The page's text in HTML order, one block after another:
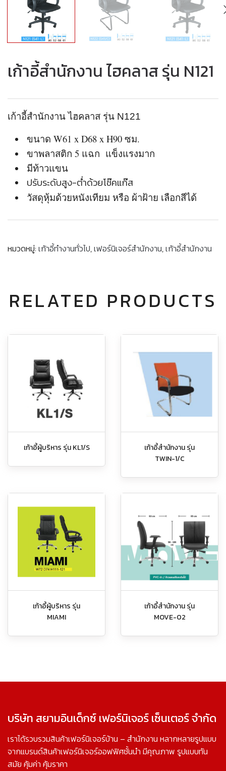
เก้าอี้สำนักงาน ไฮคลาส รุ่น N121
เก้าอี้สำนักงาน ไฮคลาส รุ่น N121
ขนาด W61 x D68 x H90 ซม.
ขาพลาสติก 5 แฉก แข็งแรงมาก
มีท้าวแขน
ปรับระดับสูง-ต่ำด้วยโช๊คแก๊ส
วัสดุหุ้มด้วยหนังเทียม หรือ ผ้าฝ้าย เลือกสีได้
หมวดหมู่: เก้าอี้ทำงานทั่วไป,เฟอร์นิเจอร์สำนักงาน,เก้าอี้สำนักงาน
RELATED PRODUCTS
เก้าอี้ผู้บริหาร รุ่น KL1/S
เก้าอี้สำนักงาน รุ่น
TWIN-1/C
เก้าอี้ผู้บริหาร รุ่น
MIAMI
เก้าอี้สำนักงาน รุ่น
MOVE-02
บริษัท สยามอินเด็กซ์ เฟอร์นิเจอร์ เซ็นเตอร์ จำกัด
เราได้รวบรวมสินค้าเฟอร์นิเจอร์บ้าน – สำนักงาน หลากหลายรูปแบบ
จากแบรนด์สินค้าเฟอร์นิเจอร์ออฟฟิศชั้นนำ มีคุณภาพ รูปแบบทัน
สมัย คุ้มค่า คุ้มราคา